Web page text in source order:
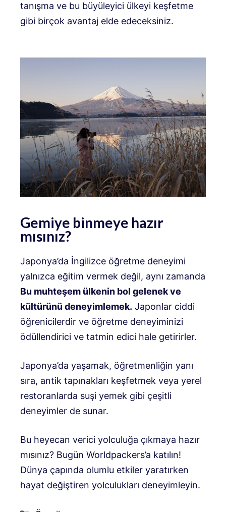
tanışma ve bu büyüleyici ülkeyi keşfetme
gibi birçok avantaj elde edeceksiniz.
Gemiye binmeye hazır
mısınız?
Japonya’da İngilizce öğretme deneyimi
yalnızca eğitim vermek değil, aynı zamanda
Bu muhteşem ülkenin bol gelenek ve
kültürünü deneyimlemek. Japonlar ciddi
öğrenicilerdir ve öğretme deneyiminizi
ödüllendirici ve tatmin edici hale getirirler.
Japonya’da yaşamak, öğretmenliğin yanı
sıra, antik tapınakları keşfetmek veya yerel
restoranlarda suşi yemek gibi çeşitli
deneyimler de sunar.
Bu heyecan verici yolculuğa çıkmaya hazır
mısınız? Bugün Worldpackers’a katılın!
Dünya çapında olumlu etkiler yaratırken
hayat değiştiren yolculukları deneyimleyin.